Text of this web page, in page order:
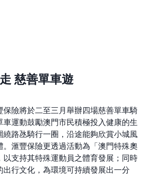
慈善單車遊
保險將於二至三月舉辦四場慈善單車騎
車運動鼓勵澳門市民積極投入健康的生
繞路氹騎行一圈，沿途能夠欣賞小城風
。滙豐保險更透過活動為「澳門特殊奧
以支持其特殊運動員之體育發展；同時
出行文化，為環境可持續發展出一分